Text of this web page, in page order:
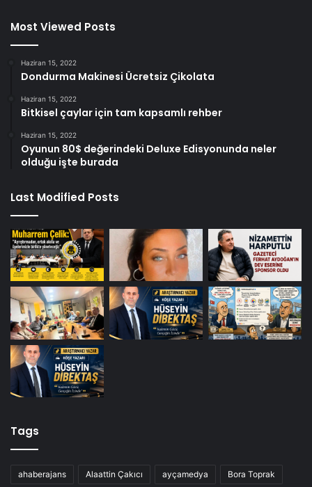
Most Viewed Posts
Haziran 15, 2022
Dondurma Makinesi Ücretsiz Çikolata
Haziran 15, 2022
Bitkisel çaylar için tam kapsamlı rehber
Haziran 15, 2022
Oyunun 80$ değerindeki Deluxe Edisyonunda neler
olduğu işte burada
Last Modified Posts
Tags
ahaberajans Alaattin Çakıcı ayçamedya Bora Toprak